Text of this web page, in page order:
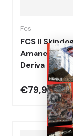
Fcs
FCS II
Amanecer
Deriva de
€79,95